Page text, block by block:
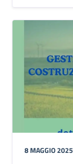
8 MAGGIO 2025